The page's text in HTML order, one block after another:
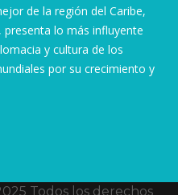
de la región del Caribe,
presenta lo más influyente
y cultura de los
por su crecimiento y
Todos los derechos